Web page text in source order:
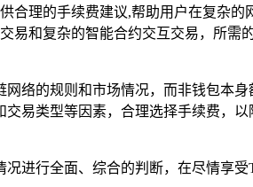
理的手续费建议,帮助用户在复杂的
易和复杂的智能合约交互交易，所
络的规则和市场情况，而非钱包本
易类型等因素，合理选择手续费，
进行全面、综合的判断，在尽情享